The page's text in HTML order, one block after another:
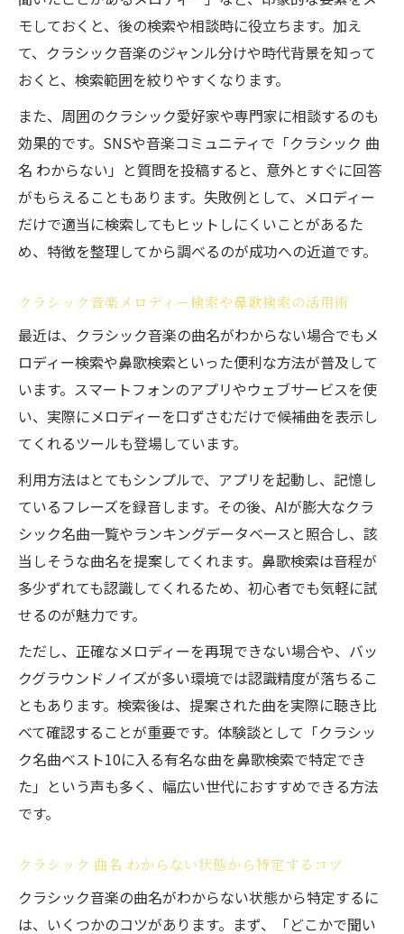
モしておくと、後の検索や相談時に役立ちます。加え
て、クラシック音楽のジャンル分けや時代背景を知って
おくと、検索範囲を絞りやすくなります。
また、周囲のクラシック愛好家や専門家に相談するのも
効果的です。SNSや音楽コミュニティで「クラシック 曲
名 わからない」と質問を投稿すると、意外とすぐに回答
がもらえることもあります。失敗例として、メロディー
だけで適当に検索してもヒットしにくいことがあるた
め、特徴を整理してから調べるのが成功への近道です。
クラシック音楽メロディー検索や鼻歌検索の活用術
最近は、クラシック音楽の曲名がわからない場合でもメ
ロディー検索や鼻歌検索といった便利な方法が普及して
います。スマートフォンのアプリやウェブサービスを使
い、実際にメロディーを口ずさむだけで候補曲を表示し
てくれるツールも登場しています。
利用方法はとてもシンプルで、アプリを起動し、記憶し
ているフレーズを録音します。その後、AIが膨大なクラ
シック名曲一覧やランキングデータベースと照合し、該
当しそうな曲名を提案してくれます。鼻歌検索は音程が
多少ずれても認識してくれるため、初心者でも気軽に試
せるのが魅力です。
ただし、正確なメロディーを再現できない場合や、バッ
クグラウンドノイズが多い環境では認識精度が落ちるこ
ともあります。検索後は、提案された曲を実際に聴き比
べて確認することが重要です。体験談として「クラシッ
ク名曲ベスト10に入る有名な曲を鼻歌検索で特定でき
た」という声も多く、幅広い世代におすすめできる方法
です。
クラシック 曲名 わからない状態から特定するコツ
クラシック音楽の曲名がわからない状態から特定するに
は、いくつかのコツがあります。まず、「どこかで聞い